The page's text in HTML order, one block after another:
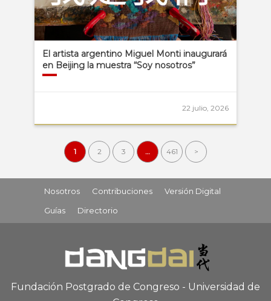
El artista argentino Miguel Monti inaugurará
en Beijing la muestra “Soy nosotros”
22 julio, 2026
1 2 3 … 461 >
Nosotros Contribuciones
Versión Digital
Guías
Directorio
Fundación Postgrado de Congreso - Universidad de